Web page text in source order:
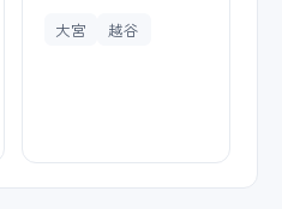
大宮 越谷